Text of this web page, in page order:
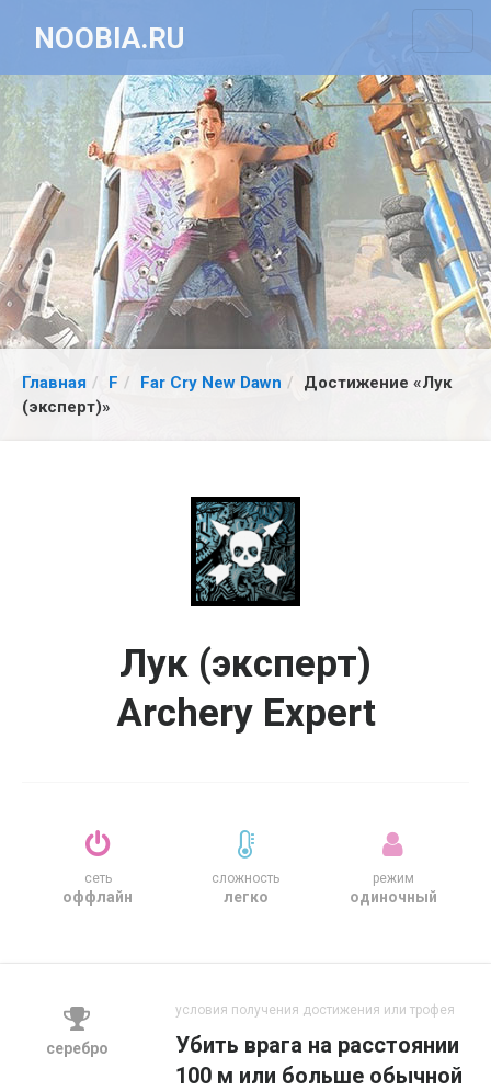
NOOBIA.RU
Главная F Far Cry New Dawn
Достижение «Лук
(эксперт)»
Лук (эксперт)
Archery Expert
сеть
оффлайн
сложность
легко
режим
одиночный
серебро
условия получения достижения или трофея
Убить врага на расстоянии
100 м или больше обычной